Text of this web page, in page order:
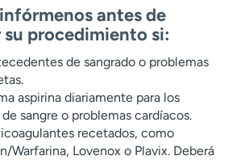
antes de
procedimiento si:
de sangrado o problemas
aspirina diariamente para los
sangre o problemas cardíacos.
recetados, como
Warfarina, Lovenox o Plavix. Deberá